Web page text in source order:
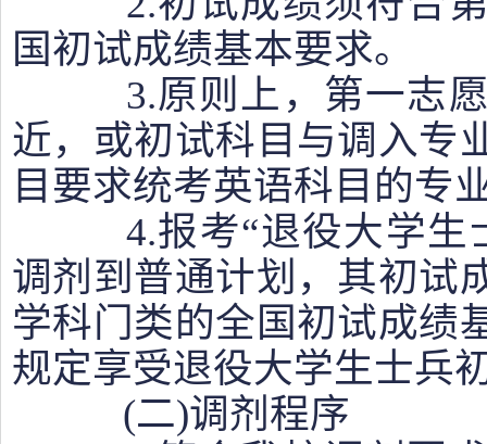
国初试成绩基本要求。
3.原则上，第一志愿
近，或初试科目与调入专
目要求统考英语科目的专
4.报考“退役大学生
调剂到普通计划，其初试
学科门类的全国初试成绩
规定享受退役大学生士兵
(二)调剂程序